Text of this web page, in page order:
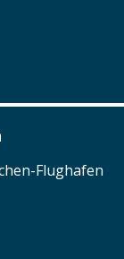
Flughafen